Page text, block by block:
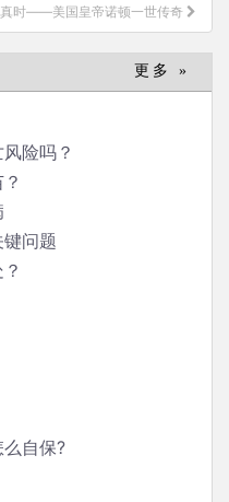
真时——美国皇帝诺顿一世传奇
更多 »
险吗？
问题
自保?